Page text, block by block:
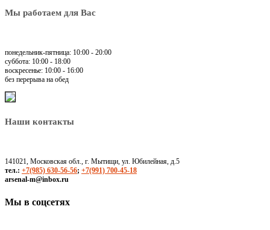
Мы работаем для Вас
понедельник-пятница: 10:00 - 20:00
суббота: 10:00 - 18:00
воскресенье: 10:00 - 16:00
без перерыва на обед
Наши контакты
141021, Московская обл., г. Мытищи, ул. Юбилейная, д.5
тел.: +7(985) 630-56-56; +7(991) 700-45-18
arsenal-m@inbox.ru
Мы в соцсетях